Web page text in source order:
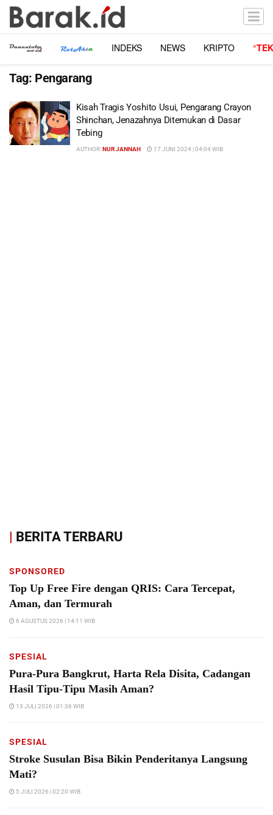
INDEKS NEWS KRIPTO
Tag: Pengarang
Kisah Tragis Yoshito Usui, Pengarang Crayon
Shinchan, Jenazahnya Ditemukan di Dasar
Tebing
AUTHOR:NUR JANNAH 17 JUNI 2024 | 04:04 WIB
| BERITA TERBARU
SPONSORED
Top Up Free Fire dengan QRIS: Cara Tercepat,
Aman, dan Termurah
6 AGUSTUS 2026 | 14:11 WIB
SPESIAL
Pura-Pura Bangkrut, Harta Rela Disita, Cadangan
Hasil Tipu-Tipu Masih Aman?
13 JULI 2026 | 01:36 WIB
SPESIAL
Stroke Susulan Bisa Bikin Penderitanya Langsung
Mati?
5 JULI 2026 | 02:20 WIB